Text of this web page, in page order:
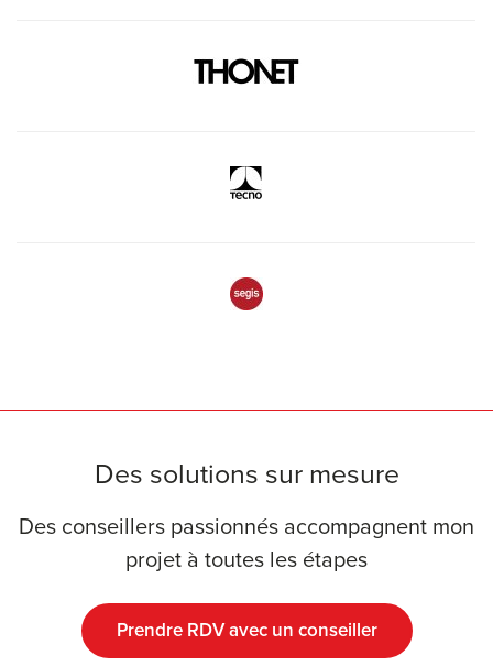
Des solutions sur mesure
Des conseillers passionnés accompagnent mon
projet à toutes les étapes
Prendre RDV avec un conseiller